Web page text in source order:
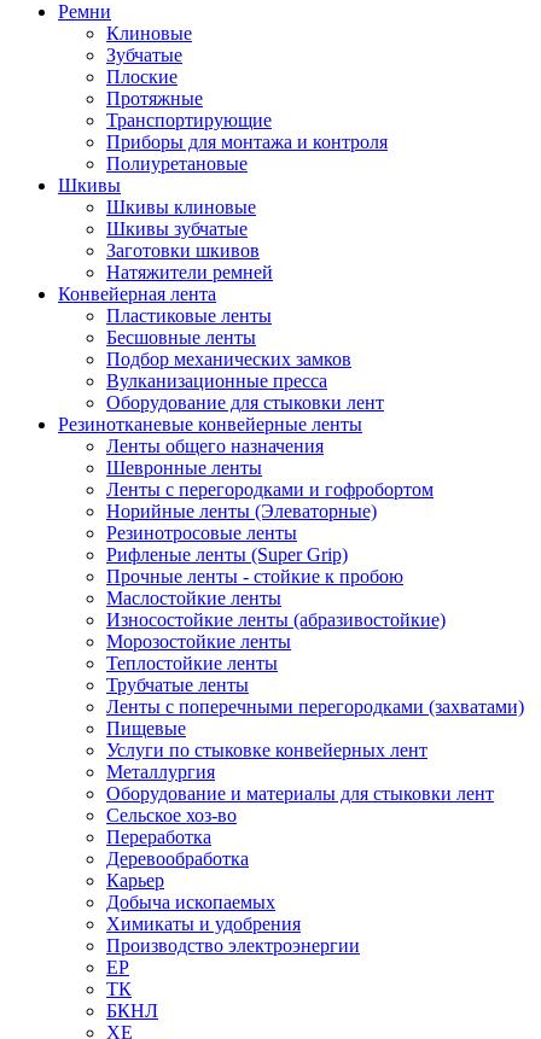
Ремни
Клиновые
Зубчатые
Плоские
Протяжные
Транспортирующие
Приборы для монтажа и контроля
Полиуретановые
Шкивы
Шкивы клиновые
Шкивы зубчатые
Заготовки шкивов
Натяжители ремней
Конвейерная лента
Пластиковые ленты
Бесшовные ленты
Подбор механических замков
Вулканизационные пресса
Оборудование для стыковки лент
Резинотканевые конвейерные ленты
Ленты общего назначения
Шевронные ленты
Ленты с перегородками и гофробортом
Норийные ленты (Элеваторные)
Резинотросовые ленты
Рифленые ленты (Super Grip)
Прочные ленты - стойкие к пробою
Маслостойкие ленты
Износостойкие ленты (абразивостойкие)
Морозостойкие ленты
Теплостойкие ленты
Трубчатые ленты
Ленты с поперечными перегородками (захватами)
Пищевые
Услуги по стыковке конвейерных лент
Металлургия
Оборудование и материалы для стыковки лент
Сельское хоз-во
Переработка
Деревообработка
Карьер
Добыча ископаемых
Химикаты и удобрения
Производство электроэнергии
EP
ТК
БКНЛ
XE